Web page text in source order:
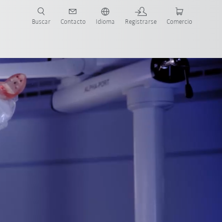
Buscar Contacto Idioma Registrarse Comercio